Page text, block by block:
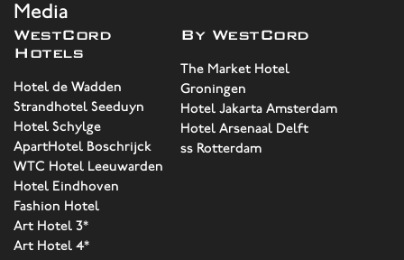
Media
WestCord
Hotels
Hotel de Wadden
Strandhotel Seeduyn
Hotel Schylge
ApartHotel Boschrijck
WTC Hotel Leeuwarden
Hotel Eindhoven
Fashion Hotel
Art Hotel 3*
Art Hotel 4*
By WestCord
The Market Hotel
Groningen
Hotel Jakarta Amsterdam
Hotel Arsenaal Delft
ss Rotterdam